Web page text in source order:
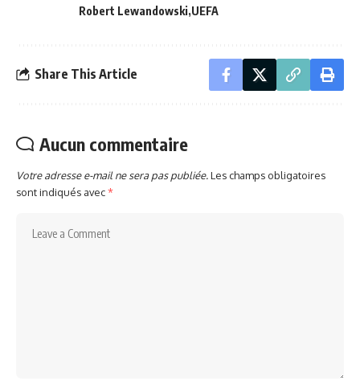
Robert Lewandowski UEFA
Share This Article
Aucun commentaire
Votre adresse e-mail ne sera pas publiée.Les champs obligatoires
sont indiqués avec*